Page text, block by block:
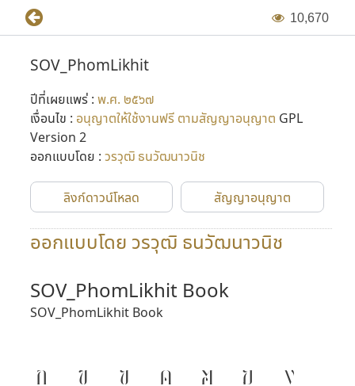
10,670
SOV_PhomLikhit
ปีที่เผยแพร่ : พ.ศ. ๒๕๖๗
เงื่อนไข : อนุญาตให้ใช้งานฟรี ตามสัญญาอนุญาต GPL
Version 2
ออกแบบโดย : วรวุฒิ ธนวัฒนาวนิช
ลิงก์ดาวน์โหลด สัญญาอนุญาต
ออกแบบโดย วรวุฒิ ธนวัฒนาวนิช
SOV_PhomLikhit Book
SOV_PhomLikhit Book